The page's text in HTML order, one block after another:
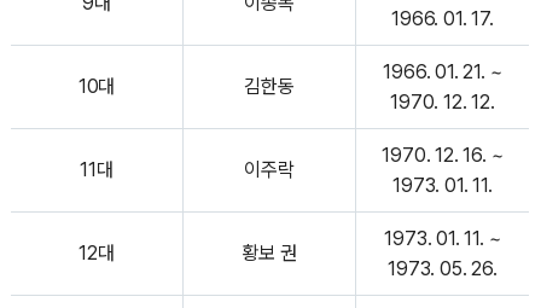
1966. 01. 17.
10대 김한동
1966. 01. 21. ~
1970. 12. 12.
11대 이주락
1970. 12. 16. ~
1973. 01. 11.
12대 황보 권
1973. 01. 11. ~
1973. 05. 26.